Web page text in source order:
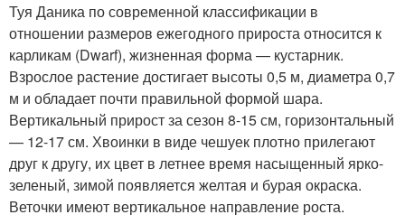
Туя Даника по современной классификации в
отношении размеров ежегодного прироста относится к
карликам (Dwarf), жизненная форма — кустарник.
Взрослое растение достигает высоты 0,5 м, диаметра 0,7
м и обладает почти правильной формой шара.
Вертикальный прирост за сезон 8-15 см, горизонтальный
— 12-17 см. Хвоинки в виде чешуек плотно прилегают
друг к другу, их цвет в летнее время насыщенный ярко-
зеленый, зимой появляется желтая и бурая окраска.
Веточки имеют вертикальное направление роста.